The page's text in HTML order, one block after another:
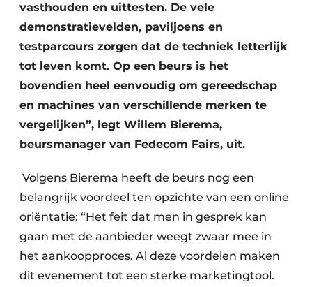
vasthouden en uittesten. De vele
demonstratievelden, paviljoens en
testparcours zorgen dat de techniek letterlijk
tot leven komt. Op een beurs is het
bovendien heel eenvoudig om gereedschap
en machines van verschillende merken te
vergelijken”, legt Willem Bierema,
beursmanager van Fedecom Fairs, uit.
Volgens Bierema heeft de beurs nog een
belangrijk voordeel ten opzichte van een online
oriëntatie: “Het feit dat men in gesprek kan
gaan met de aanbieder weegt zwaar mee in
het aankoopproces. Al deze voordelen maken
dit evenement tot een sterke marketingtool.